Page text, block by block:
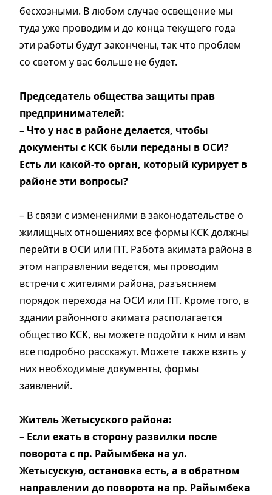
бесхозными. В любом случае освещение мы
туда уже проводим и до конца текущего года
эти работы будут закончены, так что проблем
со светом у вас больше не будет.
Председатель общества защиты прав
предпринимателей:
– Что у нас в районе делается, чтобы
документы с КСК были переданы в ОСИ?
Есть ли какой-то орган, который курирует в
районе эти вопросы?
– В связи с изменениями в законодательстве о
жилищных отношениях все формы КСК должны
перей­ти в ОСИ или ПТ. Работа акимата района в
этом направлении ведется, мы проводим
встречи с жителями района, разъясняем
порядок перехода на ОСИ или ПТ. Кроме того, в
здании районного акимата располагается
общество КСК, вы можете подойти к ним и вам
все подробно расскажут. Можете также взять у
них необходимые документы, формы
заявлений.
Житель Жетысуского района:
– Если ехать в сторону развилки после
поворота с пр. Райымбека на ул.
Жетысускую, остановка есть, а в обратном
направлении до поворота на пр. Райымбека